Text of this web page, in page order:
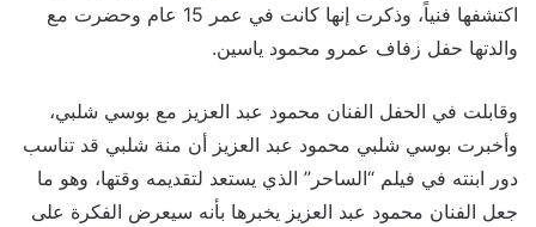
اكتشفها فنياً، وذكرت إنها كانت في عمر 15 عام وحضرت مع
والدتها حفل زفاف عمرو محمود ياسين.
وقابلت في الحفل الفنان محمود عبد العزيز مع بوسي شلبي،
وأخبرت بوسي شلبي محمود عبد العزيز أن منة شلبي قد تناسب
دور ابنته في فيلم “الساحر” الذي يستعد لتقديمه وقتها، وهو ما
جعل الفنان محمود عبد العزيز يخبرها بأنه سيعرض الفكرة على